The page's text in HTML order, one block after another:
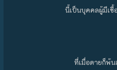
นี้เป็นบุคคลผู้มีเชื้
ที่เมื่อตายก็พ้